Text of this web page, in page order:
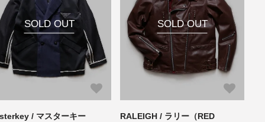
SOLD OUT
/ マスターキー
SOLD OUT
RALEIGH / ラリー（RED